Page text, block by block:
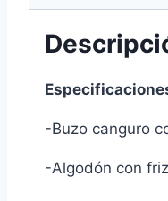
-Buzo canguro
-Algodón con